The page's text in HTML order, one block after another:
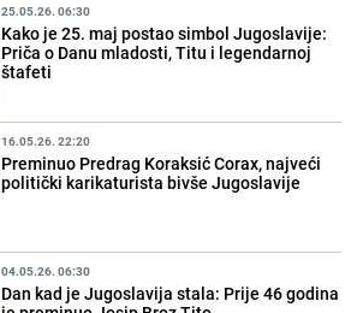
25.05.26. 06:30
Kako je 25. maj postao simbol Jugoslavije:
Priča o Danu mladosti, Titu i legendarnoj
štafeti
16.05.26. 22:20
Preminuo Predrag Koraksić Corax, najveći
politički karikaturista bivše Jugoslavije
04.05.26. 06:30
Dan kad je Jugoslavija stala: Prije 46 godina